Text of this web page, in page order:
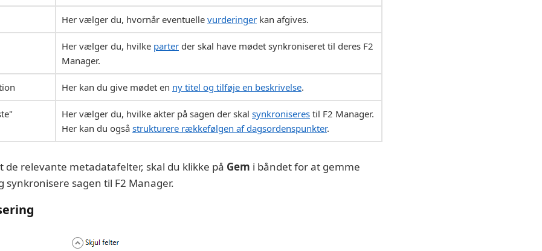
Her vælger du, hvornår eventuelle vurderinger kan afgives.
Her vælger du, hvilke parter der skal have mødet synkroniseret til deres F2
Manager.
Her kan du give mødet en ny titel og tilføje en beskrivelse.
Her vælger du, hvilke akter på sagen der skal synkroniseres til F2 Manager.
Her kan du også strukturere rækkefølgen af dagsordenspunkter.
de relevante metadatafelter, skal du klikke på Gem i båndet for at gemme
sagen til F2 Manager.